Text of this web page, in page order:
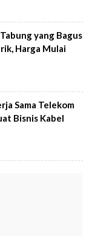
yang Bagus
Harga Mulai
Sama Telekom
Bisnis Kabel